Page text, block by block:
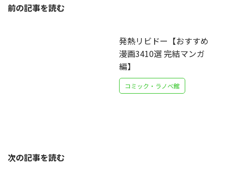
前の記事を読む
発熱リビドー【おすすめ
漫画3410選 完結マンガ
編】
コミック・ラノベ館
次の記事を読む